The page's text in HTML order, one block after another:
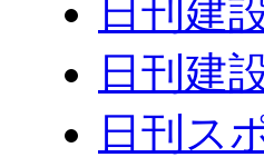
日刊建
日刊建
日刊ス